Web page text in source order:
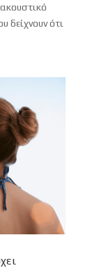
δείχνουν ότι